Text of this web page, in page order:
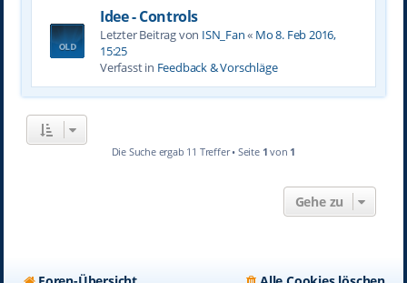
Idee - Controls
Letzter Beitrag von ISN_Fan« Mo 8. Feb 2016,
15:25
Verfasst in Feedback & Vorschläge
Die Suche ergab 11 Treffer • Seite 1 von 1
Gehe zu